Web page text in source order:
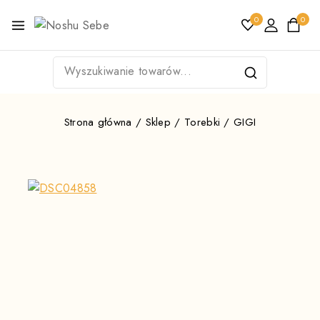
0 0
Strona główna / Sklep / Torebki / GIGI